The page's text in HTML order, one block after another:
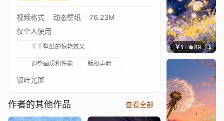
视频格式 动态壁纸
76.23M
仅个人使用
千千壁纸的惊艳效果
调整画质和性能 版权声明
银叶光斑
作者的其他作品 查看全部
￥1 89 叮叮